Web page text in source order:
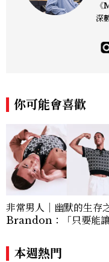
深
I
rriott
0
角
品質
你可能會喜歡
非常男人｜幽默的生存
Brandon：「只要能讓
讓敵人成為朋友。」
本週熱門